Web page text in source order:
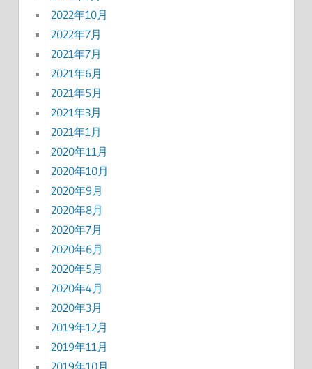
2022年10月
2022年7月
2021年7月
2021年6月
2021年5月
2021年3月
2021年1月
2020年11月
2020年10月
2020年9月
2020年8月
2020年7月
2020年6月
2020年5月
2020年4月
2020年3月
2019年12月
2019年11月